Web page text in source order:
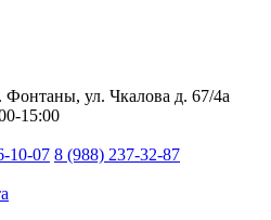
ул. Чкалова д. 67/4а
15:00
10-07 8 (988) 237-32-87